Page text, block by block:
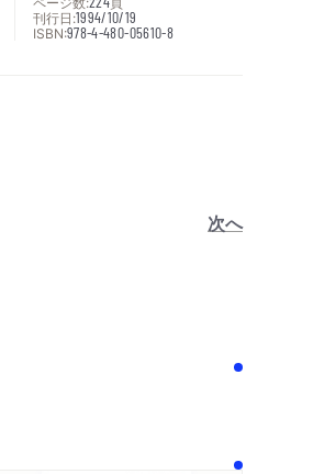
刊行日:1994/10/19
ISBN:978-4-480-05610-8
次へ